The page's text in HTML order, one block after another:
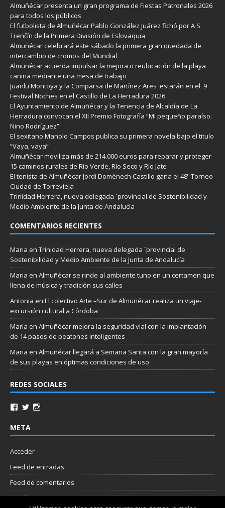
Almuñécar presenta un gran programa de Fiestas Patronales 2026
para todos los públicos
El futbolista de Almuñécar Pablo González Juárez fichó por A S
Trenčín de la Primera División de Eslovaquia
Almuñécar celebrará este sábado la primera gran quedada de
intercambio de cromos del Mundial
Almuñécar acuerda impulsar la mejora o reubicación de la playa
canina mediante una mesa de trabajo
Juanlu Montoya y la Comparsa de Martínez Ares estarán en el 9
Festival Noches en el Castillo de La Herradura 2026
El Ayuntamiento de Almuñécar y la Tenencia de Alcaldía de La
Herradura convocan el XII Premio Fotografía “Mi pequeño paraíso.
Nino Rodríguez”
El sexitano Manolo Campos publica su primera novela bajo el titulo
“Vaya, vaya”
Almuñécar moviliza más de 214.000 euros para reparar y proteger
15 caminos rurales de Río Verde, Río Seco y Río Jate
El tenista de Almuñécar Jordi Domènech Castillo gana el 48º Torneo
Ciudad de Torrevieja
Trinidad Herrera, nueva delegada `provincial de Sostenibilidad y
Medio Ambiente de la Junta de Andalucía
COMENTARIOS RECIENTES
Maria en Trinidad Herrera, nueva delegada `provincial de
Sostenibilidad y Medio Ambiente de la Junta de Andalucía
Maria en Almuñécar se rinde al ambiente tuno en un certamen que
llena de música y tradición sus calles
Antonia en El colectivo Arte –Sur de Almuñécar realiza un viaje-
excursión cultural a Córdoba
Maria en Almuñécar mejora la seguridad vial con la implantación
de 14 pasos de peatones inteligentes
Maria en Almuñécar llegará a Semana Santa con la gran mayoría
de sus playas en óptimas condiciones de uso
REDES SOCIALES
META
Acceder
Feed de entradas
Feed de comentarios
WordPress.org